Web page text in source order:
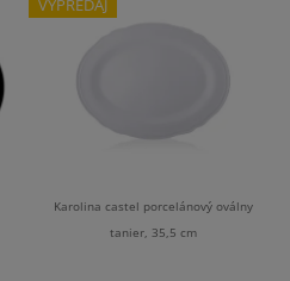
Karolina castel porcelánový oválny
tanier, 35,5 cm